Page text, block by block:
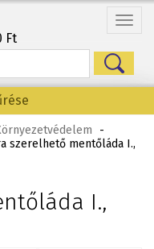
Menü
Ft
-
szerelhető mentőláda I.,
I.,